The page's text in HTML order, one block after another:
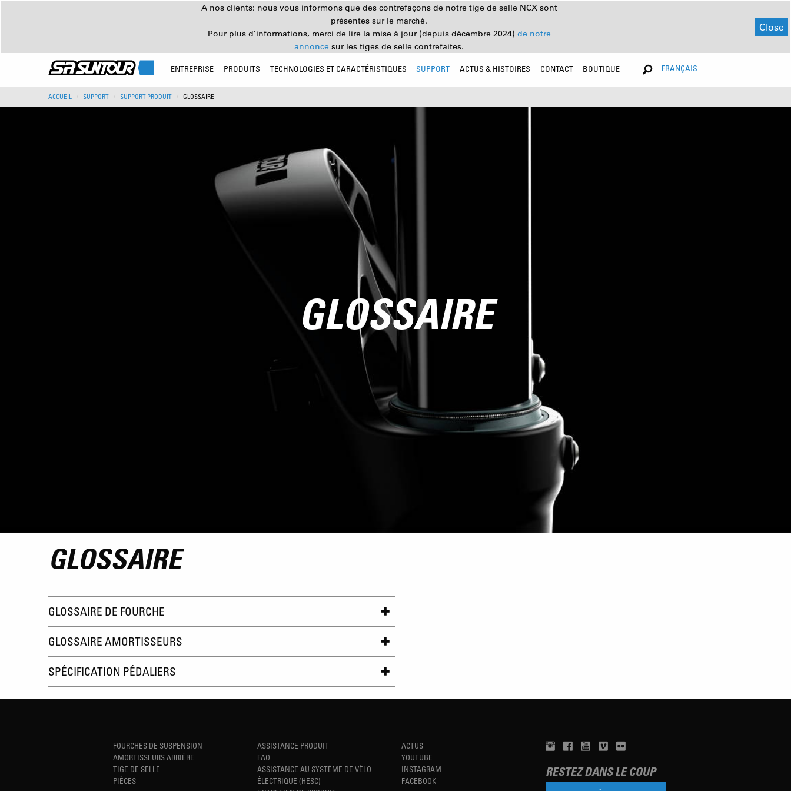
A nos clients: nous vous informons que des contrefaçons de notre tige de selle NCX sont
présentes sur le marché.
Pour plus d’informations, merci de lire la mise à jour (depuis décembre 2024) de notre
annonce sur les tiges de selle contrefaites.
Close
ENTREPRISE PRODUITS TECHNOLOGIES ET CARACTÉRISTIQUES SUPPORT ACTUS & HISTOIRES CONTACT BOUTIQUE FRANÇAIS
ACCUEIL SUPPORT SUPPORT PRODUIT GLOSSAIRE
GLOSSAIRE
GLOSSAIRE
GLOSSAIRE DE FOURCHE
GLOSSAIRE AMORTISSEURS
SPÉCIFICATION PÉDALIERS
FOURCHES DE SUSPENSION
AMORTISSEURS ARRIÈRE
TIGE DE SELLE
PIÈCES
ASSISTANCE PRODUIT
FAQ
ASSISTANCE AU SYSTÈME DE VÉLO
ÉLECTRIQUE (HESC)
ACTUS
YOUTUBE
INSTAGRAM
FACEBOOK
RESTEZ DANS LE COUP